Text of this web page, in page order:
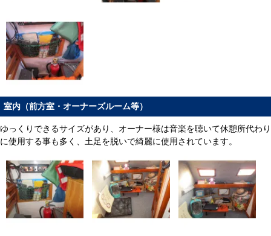
室内（前方室・オーナーズルーム等）
ゆっくりできるサイズがあり、オーナー様は音楽を聴いて休憩所代わり
に使用する事も多く、土足を脱いで綺麗に使用されています。